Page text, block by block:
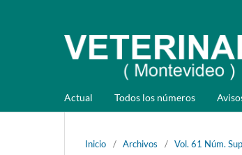
Actual Todos los números
Inicio / Archivos / Vol. 61 Núm.